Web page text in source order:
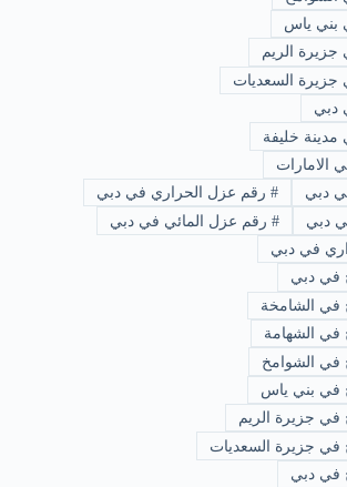
ياس
الريم
السعديات
دبي
خليفة
دبي #رقم عزل الحراري في دبي
دبي #رقم عزل المائي في دبي
في دبي
دبي
الشامخة
الشهامة
الشوامخ
بني ياس
جزيرة الريم
جزيرة السعديات
دبي